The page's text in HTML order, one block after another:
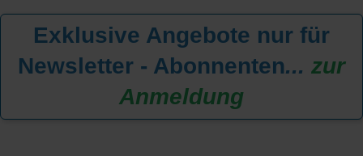
Exklusive Angebote nur für
Newsletter - Abonnenten... zur
Anmeldung